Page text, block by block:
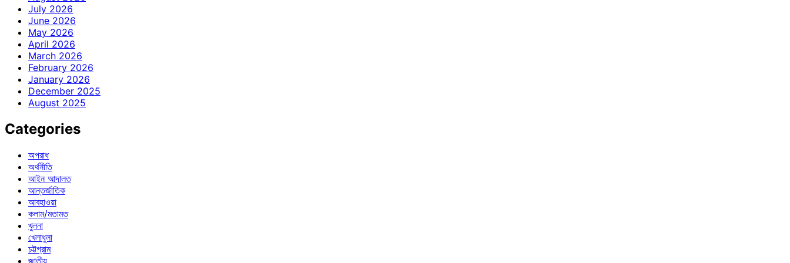
July 2026
June 2026
May 2026
April 2026
March 2026
February 2026
January 2026
December 2025
August 2025
Categories
অপরাধ
অর্থনীতি
আইন আদালত
আন্তর্জাতিক
আবহাওয়া
কলাম/মতামত
খুলনা
খেলাধুলা
চট্টগ্রাম